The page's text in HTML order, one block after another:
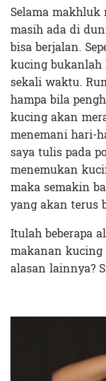
Selama
masih ada di
bisa berjalan.
kucing
sekali waktu.
hampa bila
kucing akan
menemani hari-
saya tulis pada
menemukan
maka semakin
yang akan terus
Itulah beberapa
makanan
alasan lainnya?